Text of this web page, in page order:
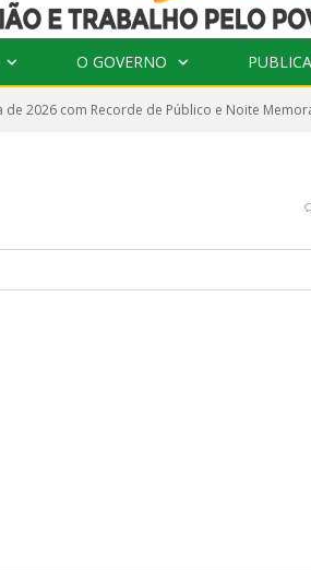
O GOVERNO
de 2026 com Recorde de Público e Noite